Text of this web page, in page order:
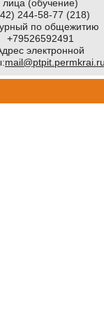
лица (обучение)
244-58-77 (218)
по общежитию
+79526592491
электронной